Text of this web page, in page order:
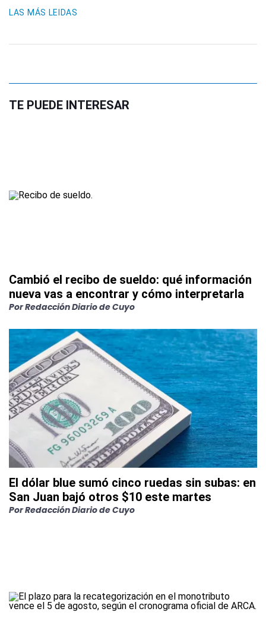
LAS MÁS LEIDAS
TE PUEDE INTERESAR
Cambió el recibo de sueldo: qué información
nueva vas a encontrar y cómo interpretarla
PorRedacción Diario de Cuyo
El dólar blue sumó cinco ruedas sin subas: en
San Juan bajó otros $10 este martes
PorRedacción Diario de Cuyo